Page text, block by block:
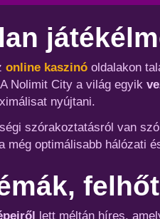
online kaszinó oldalakon
Nolimit City a világ egyik
nyújtani.
szórakoztatásról van
optimálisabb hálózati
lett méltán híres,